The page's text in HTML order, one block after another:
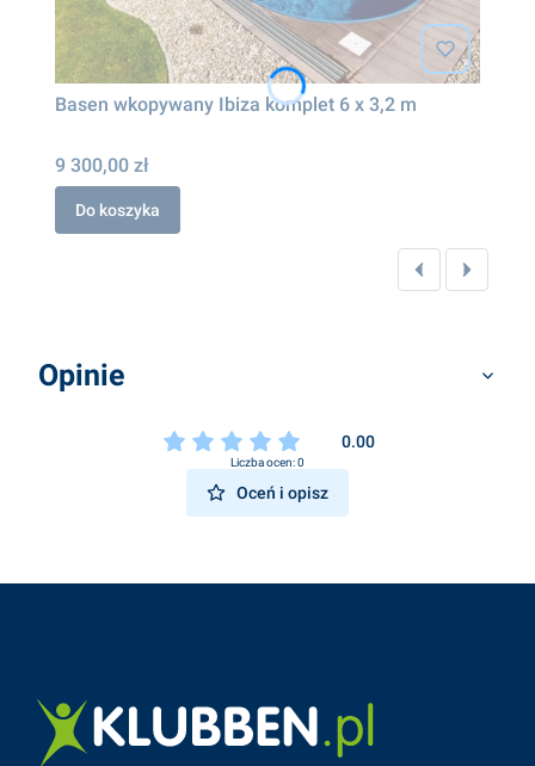
Basen wkopywany Ibiza komplet 6 x 3,2 m
9 300,00 zł
Do koszyka
Opinie
0.00
Liczba ocen: 0
Oceń i opisz